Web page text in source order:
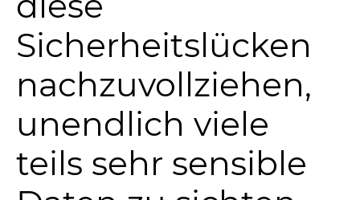
Sicherheitslücken
nachzuvollziehen,
unendlich viele
teils sehr sensible